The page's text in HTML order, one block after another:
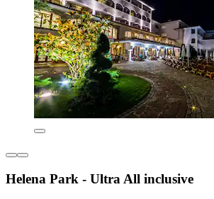
Helena Park - Ultra All inclusive